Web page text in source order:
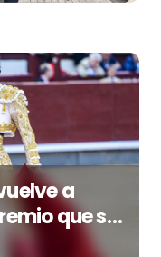
a
que se